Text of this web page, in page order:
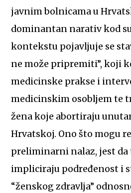
javnim bolnicama u
dominantan narativ kod
kontekstu pojavljuje se
ne može pripremiti”, koji
medicinske prakse i
medicinskim osobljem te
žena koje abortiraju
Hrvatskoj. Ono što mogu
preliminarni nalaz, jest
impliciraju podređenost i
“ženskog zdravlja”